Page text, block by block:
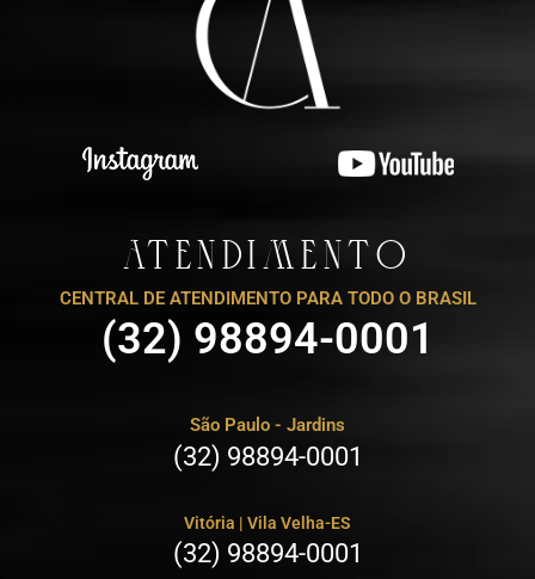
ATENDIMENTO
CENTRAL DE ATENDIMENTO PARA TODO O BRASIL
(32) 98894-0001
São Paulo - Jardins
(32) 98894-0001
Vitória | Vila Velha-ES
(32) 98894-0001